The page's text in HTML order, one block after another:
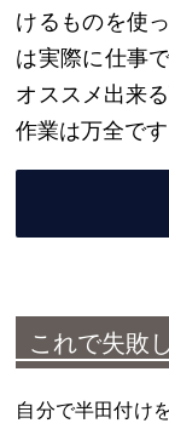
けるものを使
は実際に仕事
オススメ出来
作業は万全です
これで失敗
自分で半田付け